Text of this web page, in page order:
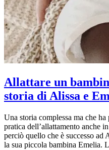
Allattare un
storia di Alissa e
Una storia complessa ma che
pratica dell’allattamento anche
perciò quello che è successo ad
la sua piccola bambina Emelia.